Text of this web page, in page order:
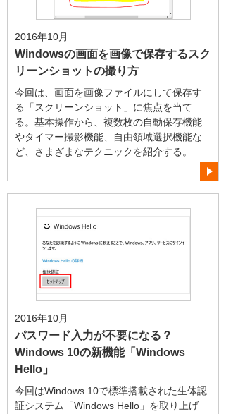
2016年10月
Windowsの画面を画像で保存するスク
リーンショットの撮り方
今回は、画面を画像ファイルにして保存す
る「スクリーンショット」に焦点を当て
る。基本操作から、複数枚の自動保存機能
やタイマー撮影機能、自由領域選択機能な
ど、さまざまなテクニックを紹介する。
2016年10月
パスワード入力が不要になる？
Windows 10の新機能「Windows
Hello」
今回はWindows 10で標準搭載された生体認
証システム「Windows Hello」を取り上げ